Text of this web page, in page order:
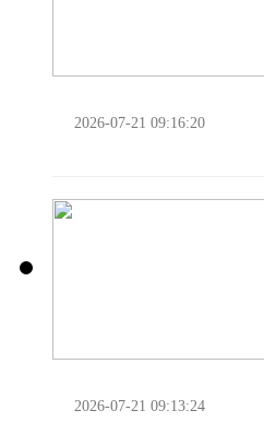
2026-07-21 09:16:20
2026-07-21 09:13:24